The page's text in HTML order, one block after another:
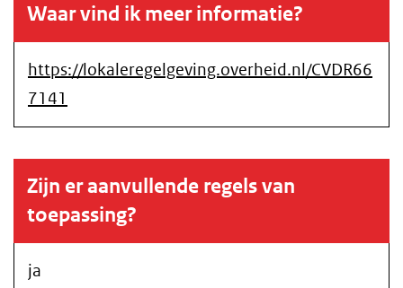
Waar vind ik meer informatie?
https://lokaleregelgeving.overheid.nl/CVDR66
7141
Zijn er aanvullende regels van
toepassing?
ja